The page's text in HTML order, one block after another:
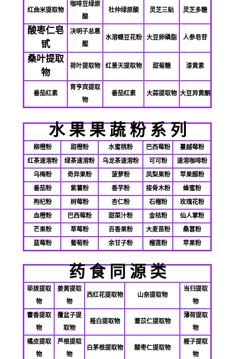
红曲米提取物
咖啡豆绿原
酸
杜仲绿原酸 灵芝三贴 灵芝多糖
酸枣仁皂
甙
决明子总蒽
醌
水溶蝶豆花粉 大豆卵磷脂 人参皂苷
桑叶提取
物
荷叶提取物 红景天提取物 甜菊糖 漆黄素
番茄红素
育亨宾提取
物
番茄红素 大蒜提取物 大豆异黄酮
水果果蔬粉系列
柳橙粉 甜橙粉 水蜜桃粉 巴西莓粉
蔓越莓粉
红茶速溶粉
绿茶速溶粉 乌龙茶速溶粉 可可粉
速溶咖啡粉
乌梅粉
奇异果粉 菠萝粉 凤梨果粉
苹果醋粉
番茄粉
紫薯粉 香芋粉 接骨木粉
蜂蜜粉
枸杞粉
树莓粉 杏仁粉 石榴粉
玫瑰花粉
血橙粉
巴西莓粉 甜菜汁粉 金桔粉
仙人掌粉
芒果粉
草莓粉 百香果粉 大麦苗粉
桑葚粉
蓝莓粉
葡萄粉 余甘子粉 榴莲粉 苹果粉
药 食 同 源 类
荜拨提取
物
姜黄提取
物
西红花提取物 山奈提取物
当归提取
物
藿香提取
物
覆盆子提
取物
薤白提取物 薏苡仁提取物
薄荷提取
物
橘皮提取
物
芦根提取
物
白茅根提取物 酸枣仁提取物
榧子提取
物